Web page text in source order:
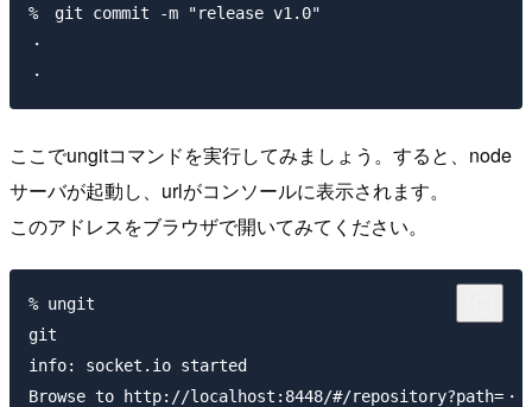
%　git commit -m "release v1.0"
・
ここでungitコマンドを実行してみましょう。すると、node
サーバが起動し、urlがコンソールに表示されます。
このアドレスをブラウザで開いてみてください。
% ungit
git
info: socket.io started
Browse to http://localhost:8448/#/repository?path=・・・